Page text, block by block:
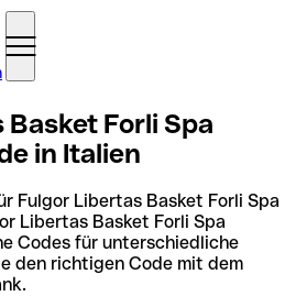
Forli Spa
in Italien
Fulgor Libertas Basket Forli Spa
Libertas Basket Forli Spa
Codes für unterschiedliche
den richtigen Code mit dem